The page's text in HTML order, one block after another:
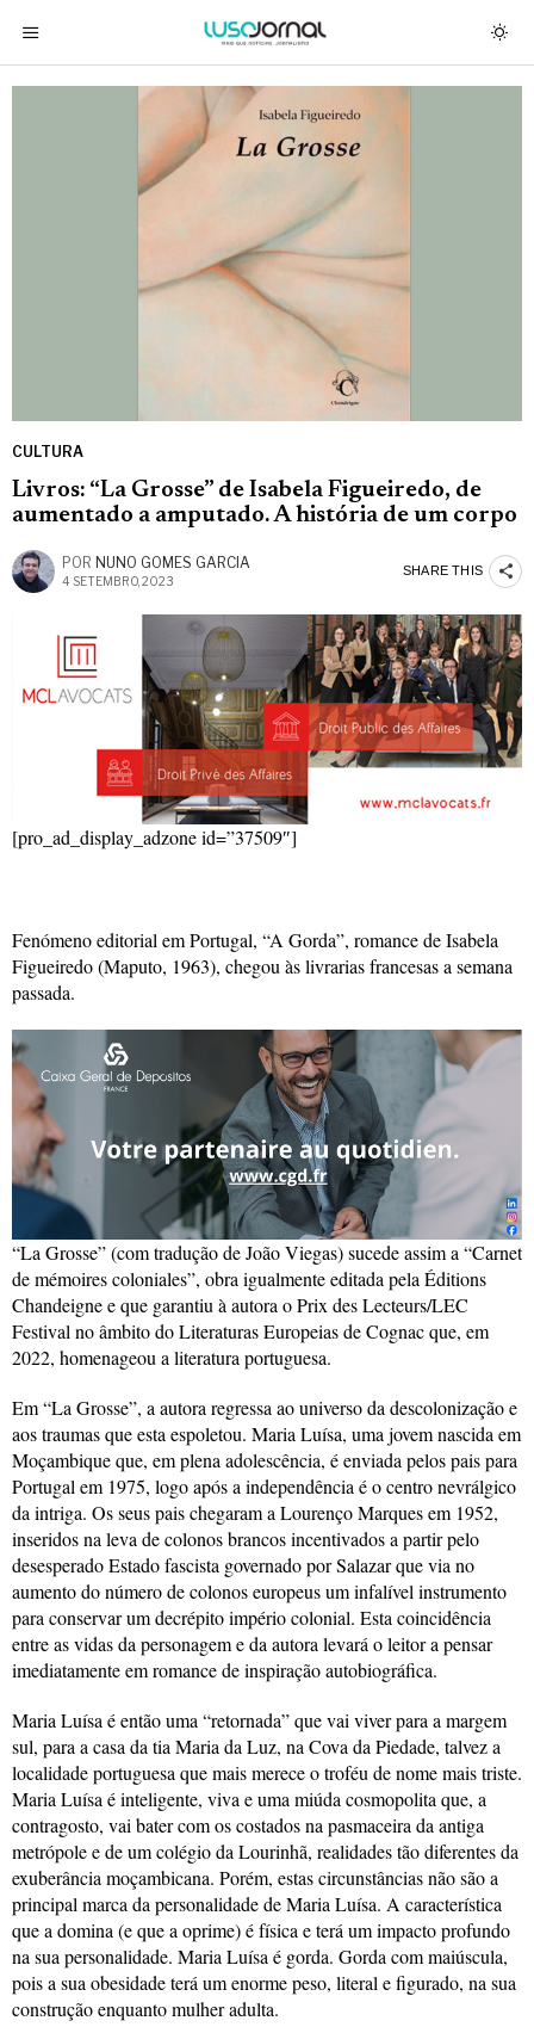
CULTURA
Livros: “La Grosse” de Isabela Figueiredo, de
aumentado a amputado. A história de um corpo
POR NUNO GOMES GARCIA
4 SETEMBRO, 2023
SHARE THIS
[pro_ad_display_adzone id=”37509″]
Fenómeno editorial em Portugal, “A Gorda”, romance de Isabela
Figueiredo (Maputo, 1963), chegou às livrarias francesas a semana
passada.
“La Grosse” (com tradução de João Viegas) sucede assim a “Carnet
de mémoires coloniales”, obra igualmente editada pela Éditions
Chandeigne e que garantiu à autora o Prix des Lecteurs/LEC
Festival no âmbito do Literaturas Europeias de Cognac que, em
2022, homenageou a literatura portuguesa.
Em “La Grosse”, a autora regressa ao universo da descolonização e
aos traumas que esta espoletou. Maria Luísa, uma jovem nascida em
Moçambique que, em plena adolescência, é enviada pelos pais para
Portugal em 1975, logo após a independência é o centro nevrálgico
da intriga. Os seus pais chegaram a Lourenço Marques em 1952,
inseridos na leva de colonos brancos incentivados a partir pelo
desesperado Estado fascista governado por Salazar que via no
aumento do número de colonos europeus um infalível instrumento
para conservar um decrépito império colonial. Esta coincidência
entre as vidas da personagem e da autora levará o leitor a pensar
imediatamente em romance de inspiração autobiográfica.
Maria Luísa é então uma “retornada” que vai viver para a margem
sul, para a casa da tia Maria da Luz, na Cova da Piedade, talvez a
localidade portuguesa que mais merece o troféu de nome mais triste.
Maria Luísa é inteligente, viva e uma miúda cosmopolita que, a
contragosto, vai bater com os costados na pasmaceira da antiga
metrópole e de um colégio da Lourinhã, realidades tão diferentes da
exuberância moçambicana. Porém, estas circunstâncias não são a
principal marca da personalidade de Maria Luísa. A característica
que a domina (e que a oprime) é física e terá um impacto profundo
na sua personalidade. Maria Luísa é gorda. Gorda com maiúscula,
pois a sua obesidade terá um enorme peso, literal e figurado, na sua
construção enquanto mulher adulta.